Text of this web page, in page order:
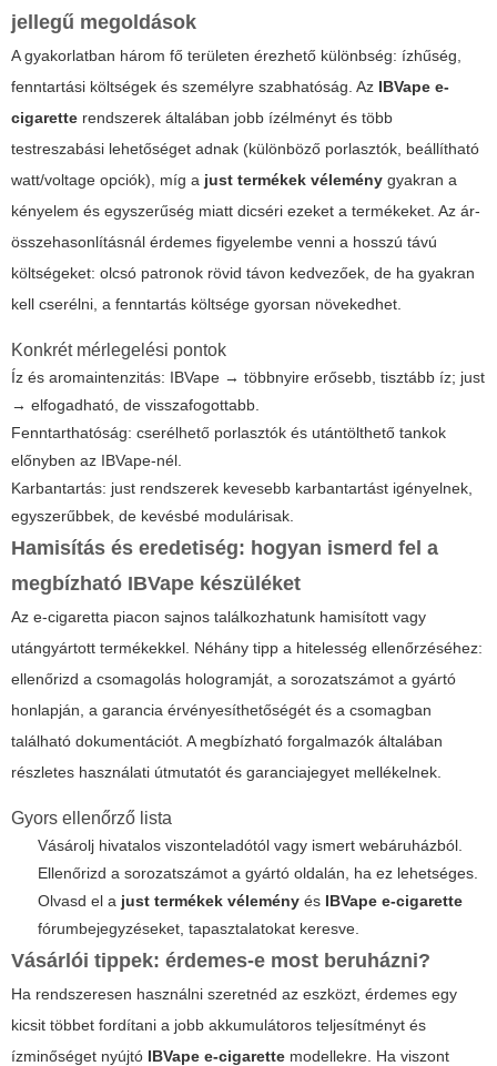
jellegű megoldások
A gyakorlatban három fő területen érezhető különbség: ízhűség,
fenntartási költségek és személyre szabhatóság. Az IBVape e-
cigarette rendszerek általában jobb ízélményt és több
testreszabási lehetőséget adnak (különböző porlasztók, beállítható
watt/voltage opciók), míg a just termékek vélemény gyakran a
kényelem és egyszerűség miatt dicséri ezeket a termékeket. Az ár-
összehasonlításnál érdemes figyelembe venni a hosszú távú
költségeket: olcsó patronok rövid távon kedvezőek, de ha gyakran
kell cserélni, a fenntartás költsége gyorsan növekedhet.
Konkrét mérlegelési pontok
Íz és aromaintenzitás: IBVape → többnyire erősebb, tisztább íz; just
→ elfogadható, de visszafogottabb.
Fenntarthatóság: cserélhető porlasztók és utántölthető tankok
előnyben az IBVape-nél.
Karbantartás: just rendszerek kevesebb karbantartást igényelnek,
egyszerűbbek, de kevésbé modulárisak.
Hamisítás és eredetiség: hogyan ismerd fel a
megbízható IBVape készüléket
Az e-cigaretta piacon sajnos találkozhatunk hamisított vagy
utángyártott termékekkel. Néhány tipp a hitelesség ellenőrzéséhez:
ellenőrizd a csomagolás hologramját, a sorozatszámot a gyártó
honlapján, a garancia érvényesíthetőségét és a csomagban
található dokumentációt. A megbízható forgalmazók általában
részletes használati útmutatót és garanciajegyet mellékelnek.
Gyors ellenőrző lista
Vásárolj hivatalos viszonteladótól vagy ismert webáruházból.
Ellenőrizd a sorozatszámot a gyártó oldalán, ha ez lehetséges.
Olvasd el a just termékek vélemény és IBVape e-cigarette
fórumbejegyzéseket, tapasztalatokat keresve.
Vásárlói tippek: érdemes-e most beruházni?
Ha rendszeresen használni szeretnéd az eszközt, érdemes egy
kicsit többet fordítani a jobb akkumulátoros teljesítményt és
ízminőséget nyújtó IBVape e-cigarette modellekre. Ha viszont